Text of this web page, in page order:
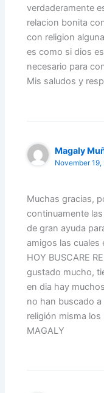
verdaderamente
relacion bonita
con religion
es como si dios
necesario para
Mis saludos y
Magaly
November 19,
Muchas gracias,
continuamente
de gran ayuda
amigos las cuales
HOY BUSCARE
gustado mucho,
en dia hay
no han buscado a
religión misma los
MAGALY